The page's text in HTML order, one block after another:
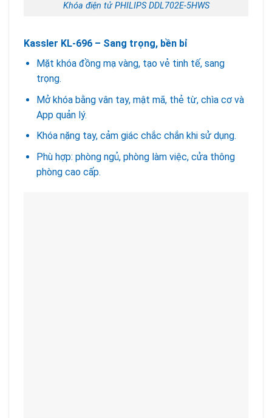
Khóa điện tử PHILIPS DDL702E-5HWS
Kassler KL-696 – Sang trọng, bền bỉ
Mặt khóa đồng mạ vàng, tạo vẻ tinh tế, sang
trọng.
Mở khóa bằng vân tay, mật mã, thẻ từ, chìa cơ và
App quản lý.
Khóa nặng tay, cảm giác chắc chắn khi sử dụng.
Phù hợp: phòng ngủ, phòng làm việc, cửa thông
phòng cao cấp.